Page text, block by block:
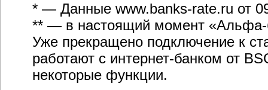
* — Данные www.banks-rate.ru от
** — в настоящий момент «Альфа-
Уже прекращено подключение к
работают с интернет-банком от
некоторые функции.